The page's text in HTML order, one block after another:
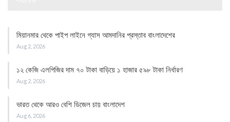
মিয়ানমার থেকে পাইপ লাইনে গ্যাস আমদানির প্রস্তাব বাংলাদেশের
Aug 2, 2026
১২ কেজি এলপিজির দাম ৭০ টাকা বাড়িয়ে ১ হাজার ৫৯৮ টাকা নির্ধারণ
Aug 2, 2026
ভারত থেকে আরও বেশি ডিজেল চায় বাংলাদেশ
Aug 6, 2026